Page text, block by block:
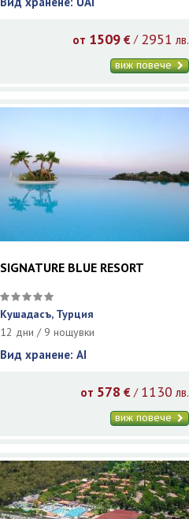
от 1509 € / 2951 лв.
виж повече
SIGNATURE BLUE RESORT
Кушадасъ, Турция
12 дни / 9 нощувки
Вид хранене: AI
от 578 € / 1130 лв.
виж повече